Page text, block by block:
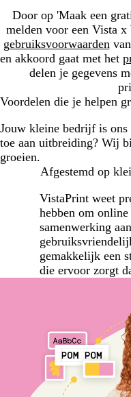
Door op 'Maak een
melden voor een Vista
gebruiksvoorwaarden
en akkoord gaat met het
delen je gegevens
Voordelen die je helpen
Jouw kleine bedrijf is
toe aan uitbreiding? Wij
groeien.
Afgestemd op
VistaPrint weet
hebben om
samenwerking
gemakkelijk een
die ervoor zorgt